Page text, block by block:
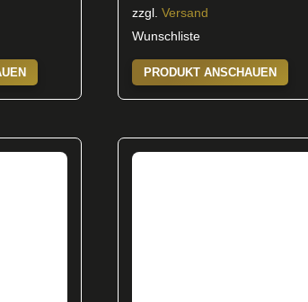
zzgl.Versand
Wunschliste
PRODUKT ANSCHAUEN